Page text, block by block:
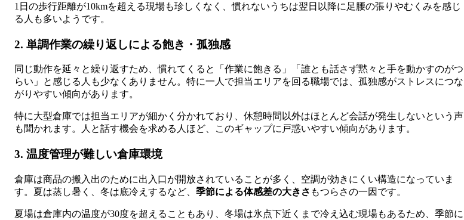
1日の歩行距離が10kmを超える現場も珍しくなく、慣れないうちは翌日以降に足腰の張りやむくみを感じ
る人も多いようです。
2. 単調作業の繰り返しによる飽き・孤独感
同じ動作を延々と繰り返すため、慣れてくると「作業に飽きる」「誰とも話さず黙々と手を動かすのがつ
らい」と感じる人も少なくありません。特に一人で担当エリアを回る職場では、孤独感がストレスにつな
がりやすい傾向があります。
特に大型倉庫では担当エリアが細かく分かれており、休憩時間以外はほとんど会話が発生しないという声
も聞かれます。人と話す機会を求める人ほど、このギャップに戸惑いやすい傾向があります。
3. 温度管理が難しい倉庫環境
倉庫は商品の搬入出のために出入口が開放されていることが多く、空調が効きにくい構造になっていま
す。夏は蒸し暑く、冬は底冷えするなど、 季節による体感差の大きさ もつらさの一因です。
夏場は倉庫内の温度が30度を超えることもあり、冬場は氷点下近くまで冷え込む現場もあるため、季節に